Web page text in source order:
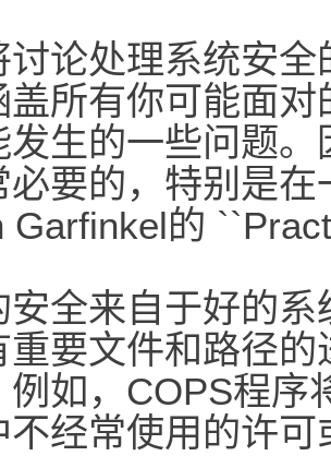
讨论处理系统安
盖所有你可能面
发生的一些问题
必要的，特别是
Garfinkel的
安全来自于好的
重要文件和路径
例如，COPS程序
不经常使用的许